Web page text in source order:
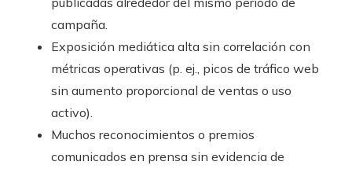
campaña.
Exposición mediática alta sin correlación con
métricas operativas (p. ej., picos de tráfico web
sin aumento proporcional de ventas o uso
activo).
Muchos reconocimientos o premios
comunicados en prensa sin evidencia de